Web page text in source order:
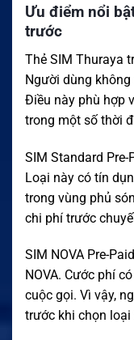
Ưu điểm nổi
trước
Thẻ SIM Thuraya
Người dùng
Điều này phù hợp
trong một số thời
SIM Standard
Loại này có tín
trong vùng phủ
chi phí trước
SIM NOVA Pre-
NOVA. Cước phí
cuộc gọi. Vì vậy,
trước khi chọn loại